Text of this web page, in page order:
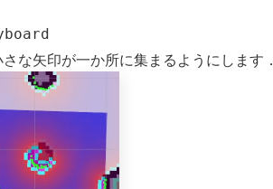
な矢印が一か所に集まるようにします．